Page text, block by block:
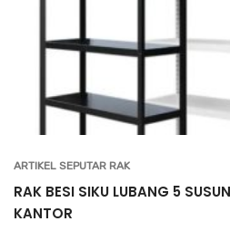
ARTIKEL SEPUTAR RAK
RAK BESI SIKU LUBANG 5
KANTOR